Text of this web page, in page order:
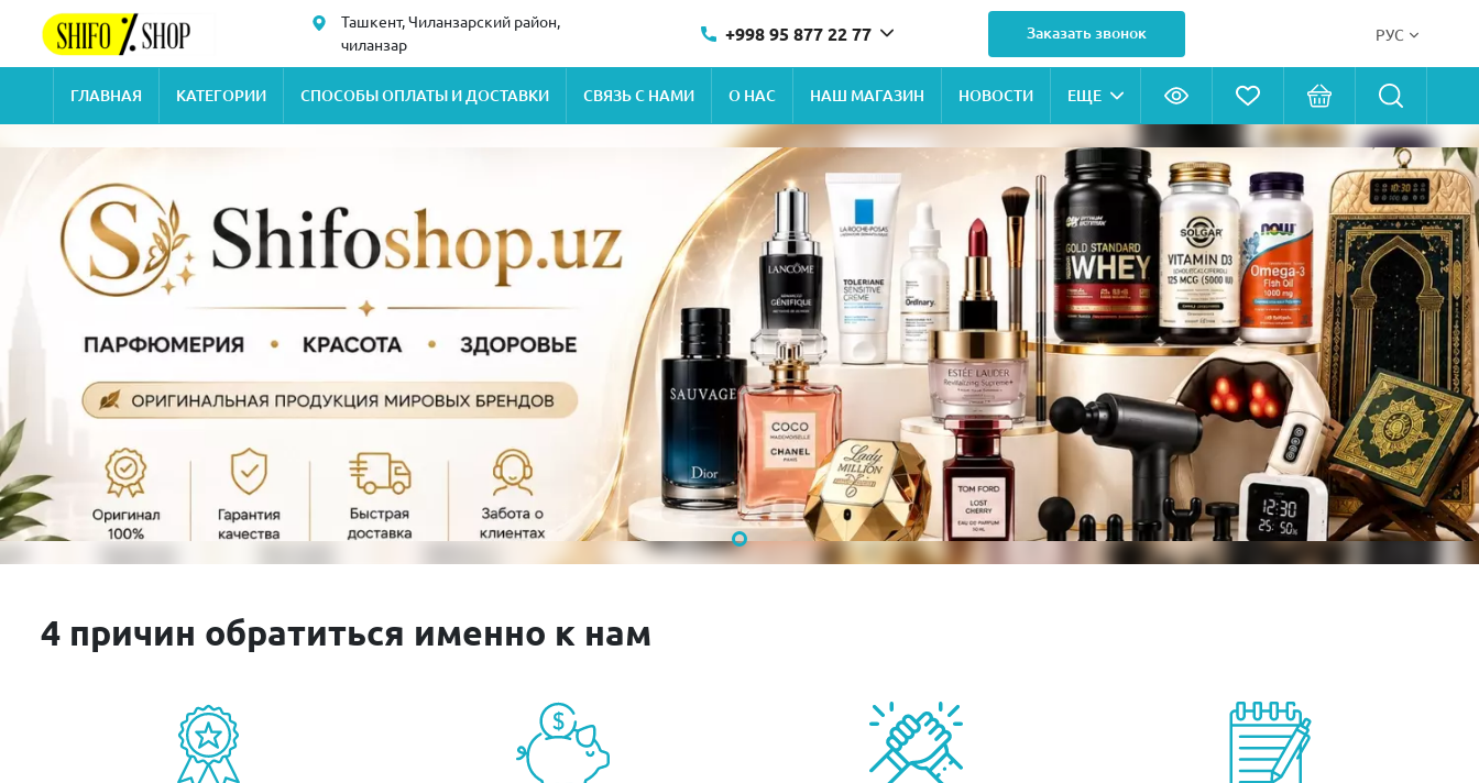
Ташкент, Чиланзарский район,
чиланзар
+998 95 877 22 77 Заказать звонок РУС
ГЛАВНАЯ КАТЕГОРИИ СПОСОБЫ ОПЛАТЫ И ДОСТАВКИ СВЯЗЬ С НАМИ О НАС НАШ МАГАЗИН НОВОСТИ ЕЩЕ
4 причин обратиться именно к нам